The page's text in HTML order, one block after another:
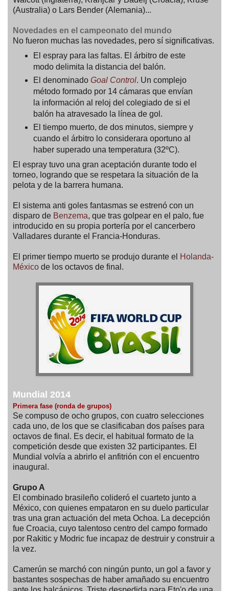
(Australia) o Lars Bender (Alemania)...
Novedades en el campeonato del mundo
No fueron muchas las novedades, pero sí significativas.
El espray para las faltas. El árbitro de este
modo delimita la distancia del balón.
El denominado Goal Control. Un complejo
método formado por 14 cámaras que envían
la información al reloj del colegiado de si el
balón ha atravesado la línea de gol.
El tiempo muerto, de dos minutos, siempre y
cuando el árbitro lo considerara oportuno al
haber superado una temperatura (32ºC).
El espray tuvo una gran aceptación durante todo el
torneo, logrando que se respetara la situación de la
pelota y de la barrera humana.
El sistema anti goles fantasmas se estrenó con un
disparo de Benzema, que tras golpear en el palo, fue
introducido en su propia portería por el cancerbero
Valladares durante el Francia-Honduras.
El primer tiempo muerto se produjo durante el Holanda-
México de los octavos de final.
Mundial 2014
Primera fase (ronda de grupos)
Se compuso de ocho grupos, con cuatro selecciones
cada uno, de los que se clasificaban dos países para
octavos de final. Es decir, el habitual formato de la
competición desde que existen 32 participantes. El
Mundial volvía a abrirlo el anfitrión con el encuentro
inaugural.
Grupo A
El combinado brasileño colideró el cuarteto junto a
México, con quienes empataron en su duelo particular
tras una gran actuación del meta Ochoa. La decepción
fue Croacia, cuyo talentoso centro del campo formado
por Rakitic y Modric fue incapaz de destruir y construir a
la vez.
Camerún se marchó con ningún punto, un gol a favor y
bastantes sospechas de haber amañado su encuentro